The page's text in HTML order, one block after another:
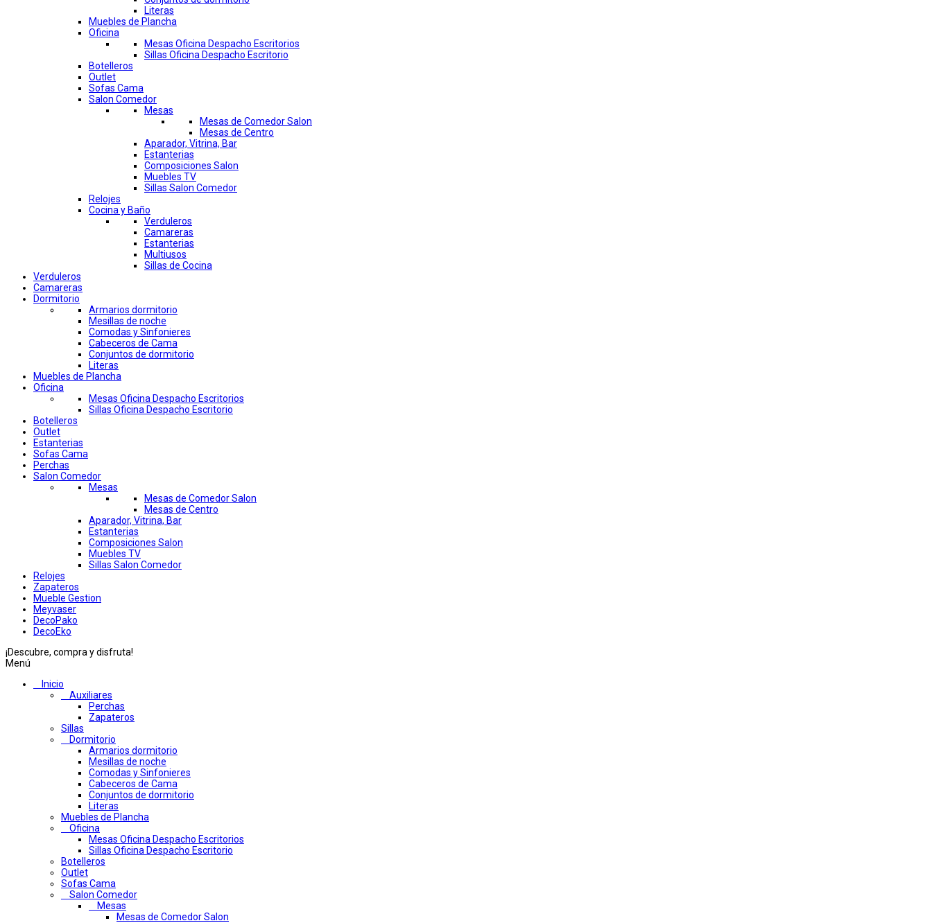
Literas
Muebles de Plancha
Oficina
Mesas Oficina Despacho Escritorios
Sillas Oficina Despacho Escritorio
Botelleros
Outlet
Sofas Cama
Salon Comedor
Mesas
Mesas de Comedor Salon
Mesas de Centro
Aparador, Vitrina, Bar
Estanterias
Composiciones Salon
Muebles TV
Sillas Salon Comedor
Relojes
Cocina y Baño
Verduleros
Camareras
Estanterias
Multiusos
Sillas de Cocina
Verduleros
Camareras
Dormitorio
Armarios dormitorio
Mesillas de noche
Comodas y Sinfonieres
Cabeceros de Cama
Conjuntos de dormitorio
Literas
Muebles de Plancha
Oficina
Mesas Oficina Despacho Escritorios
Sillas Oficina Despacho Escritorio
Botelleros
Outlet
Estanterias
Sofas Cama
Perchas
Salon Comedor
Mesas
Mesas de Comedor Salon
Mesas de Centro
Aparador, Vitrina, Bar
Estanterias
Composiciones Salon
Muebles TV
Sillas Salon Comedor
Relojes
Zapateros
Mueble Gestion
Meyvaser
DecoPako
DecoEko
¡Descubre, compra y disfruta!
Menú
Inicio
Auxiliares
Perchas
Zapateros
Sillas
Dormitorio
Armarios dormitorio
Mesillas de noche
Comodas y Sinfonieres
Cabeceros de Cama
Conjuntos de dormitorio
Literas
Muebles de Plancha
Oficina
Mesas Oficina Despacho Escritorios
Sillas Oficina Despacho Escritorio
Botelleros
Outlet
Sofas Cama
Salon Comedor
Mesas
Mesas de Comedor Salon